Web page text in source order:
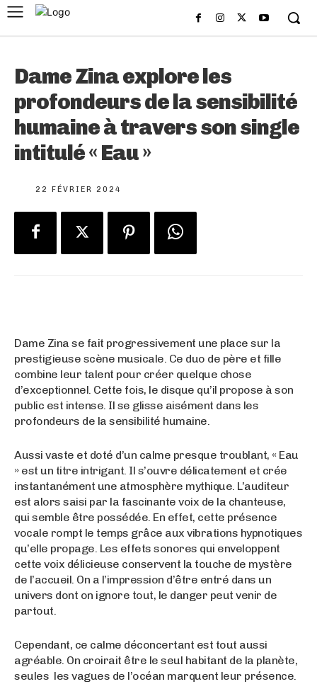
Dame Zina explore les
profondeurs de la sensibilité
humaine à travers son single
intitulé « Eau »
22 FÉVRIER 2024
Dame Zina se fait progressivement une place sur la
prestigieuse scène musicale. Ce duo de père et fille
combine leur talent pour créer quelque chose
d’exceptionnel. Cette fois, le disque qu’il propose à son
public est intense. Il se glisse aisément dans les
profondeurs de la sensibilité humaine.
Aussi vaste et doté d’un calme presque troublant, « Eau
» est un titre intrigant. Il s’ouvre délicatement et crée
instantanément une atmosphère mythique. L’auditeur
est alors saisi par la fascinante voix de la chanteuse,
qui semble être possédée. En effet, cette présence
vocale rompt le temps grâce aux vibrations hypnotiques
qu’elle propage. Les effets sonores qui enveloppent
cette voix délicieuse conservent la touche de mystère
de l’accueil. On a l’impression d’être entré dans un
univers dont on ignore tout, le danger peut venir de
partout.
Cependant, ce calme déconcertant est tout aussi
agréable. On croirait être le seul habitant de la planète,
seules les vagues de l’océan marquent leur présence.